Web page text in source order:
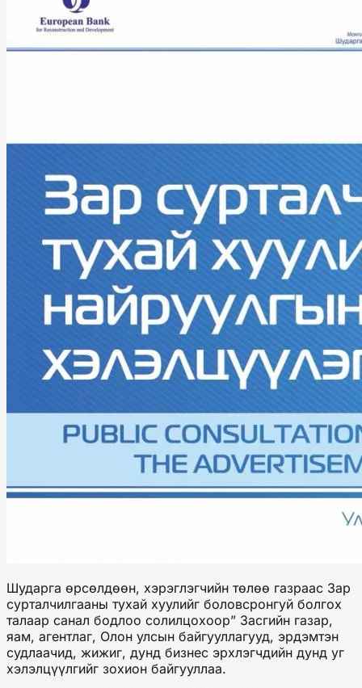
Шударга өрсөлдөөн, хэрэглэгчийн төлөө газраас Зар
сурталчилгааны тухай хуулийг боловсронгуй болгох
талаар санал бодлоо солилцохоор” Засгийн газар,
яам, агентлаг, Олон улсын байгууллагууд, эрдэмтэн
судлаачид, жижиг, дунд бизнес эрхлэгчдийн дунд уг
хэлэлцүүлгийг зохион байгууллаа.